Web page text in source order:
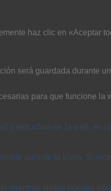
haz clic en «Aceptar
será guardada durante
para que funcione la
y estructura de la web, en
durante tu visita. Si
mientras visitas nuestro